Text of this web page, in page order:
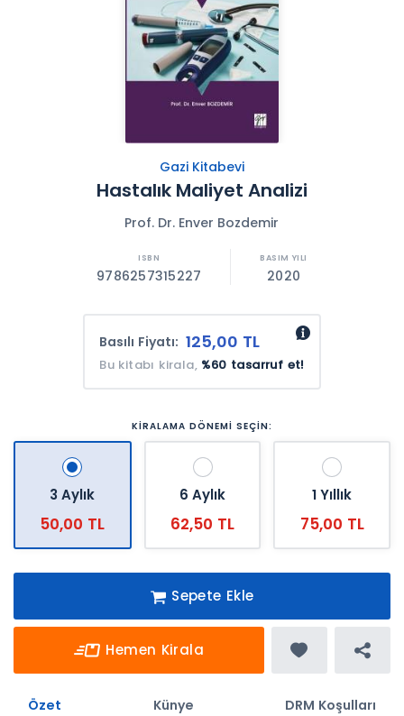
Gazi Kitabevi
Hastalık Maliyet Analizi
Prof. Dr. Enver Bozdemir
9786257315227 2020
Basılı Fiyatı: 125,00 TL
Bu kitabı kirala, %60 tasarruf et!
KİRALAMA DÖNEMİ SEÇİN:
3 Aylık
50,00 TL
6 Aylık
62,50 TL
1 Yıllık
75,00 TL
Sepete Ekle
Hemen Kirala
Özet Künye DRM Koşulları